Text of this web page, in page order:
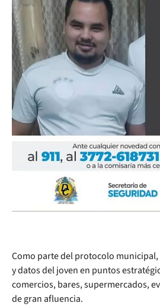
Como parte del protocolo
y datos del joven en puntos
comercios, bares, supermercados,
de gran afluencia.